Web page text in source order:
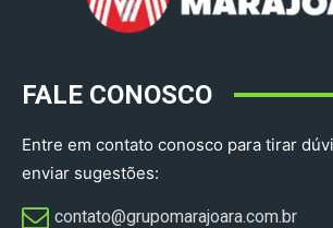
FALE CONOSCO
Entre em contato conosco para tirar
enviar sugestões:
contato@grupomarajoara.com.br